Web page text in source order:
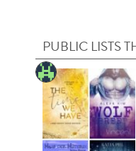
PUBLIC LISTS